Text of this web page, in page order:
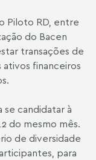
Piloto RD, entre
do Bacen
transações de
ativos financeiros
candidatar à
do mesmo mês.
de diversidade
para